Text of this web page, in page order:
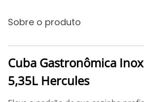
Sobre o produto
Cuba Gastronômica
5,35L Hercules